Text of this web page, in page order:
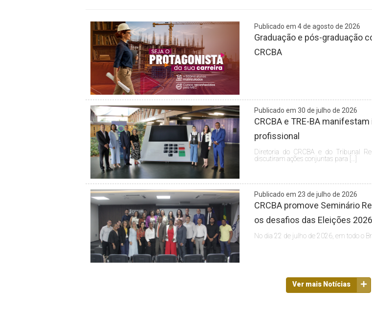
Publicado em 4 de agosto de 2026
Graduação e pós-graduação
CRCBA
Publicado em 30 de julho de 2026
CRCBA e TRE-BA
profissional
Diretoria do CRCBA e do Tribunal
discutiram ações conjuntas para […]
Publicado em 23 de julho de 2026
CRCBA promove Seminário
os desafios das Eleições 2026
No dia 22 de julho de 2026, em todo o
Ver mais Notícias